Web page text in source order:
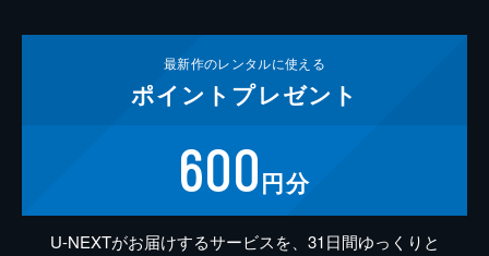
最新作のレンタルに使える
ポイント プレゼント
600円分
U-NEXTがお届けするサービスを、31日間ゆっくりと